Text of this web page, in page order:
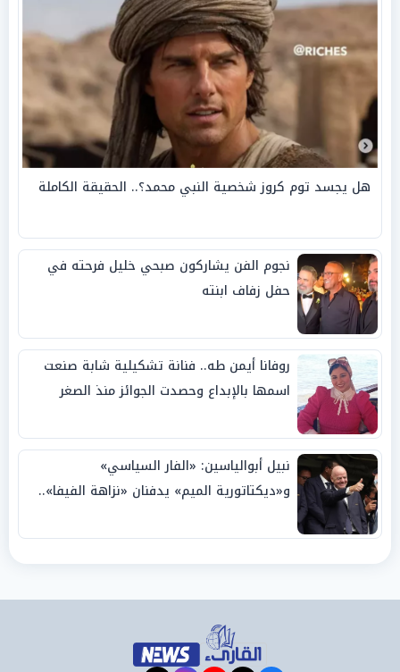
هل يجسد توم كروز شخصية النبي محمد؟.. الحقيقة الكاملة
نجوم الفن يشاركون صبحي خليل فرحته في
حفل زفاف ابنته
روفانا أيمن طه.. فنانة تشكيلية شابة صنعت
اسمها بالإبداع وحصدت الجوائز منذ الصغر
نبيل أبوالياسين: «الفار السياسي»
و«ديكتاتورية الميم» يدفنان «نزاهة الفيفا»..